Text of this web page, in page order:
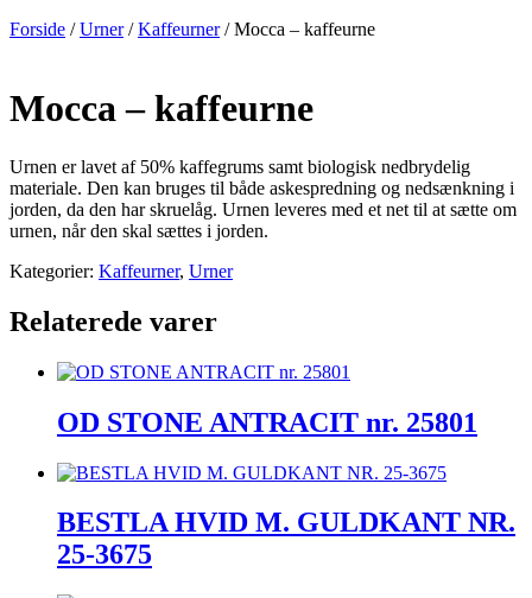
Forside /Urner/Kaffeurner/ Mocca – kaffeurne
Mocca – kaffeurne
Urnen er lavet af 50% kaffegrums samt biologisk nedbrydelig
materiale. Den kan bruges til både askespredning og nedsænkning i
jorden, da den har skruelåg. Urnen leveres med et net til at sætte om
urnen, når den skal sættes i jorden.
Kategorier: Kaffeurner, Urner
Relaterede varer
OD STONE ANTRACIT nr. 25801
BESTLA HVID M. GULDKANT NR.
25-3675